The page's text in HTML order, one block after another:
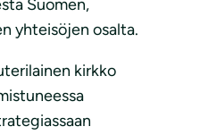
Suomen,
yhteisöjen osalta.
kirkko